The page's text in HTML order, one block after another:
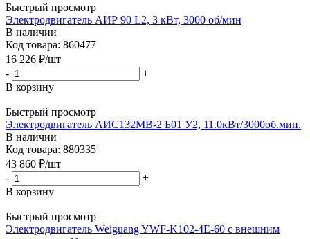
Быстрый просмотр
Электродвигатель АИР 90 L2, 3 кВт, 3000 об/мин
В наличии
Код товара: 860477
16 226 ₽/шт
-
+
В корзину
Быстрый просмотр
Электродвигатель АИС132MВ-2 Б01 У2, 11.0кВт/3000об.мин.
В наличии
Код товара: 880335
43 860 ₽/шт
-
+
В корзину
Быстрый просмотр
Электродвигатель Weiguang YWF-K102-4E-60 с внешним